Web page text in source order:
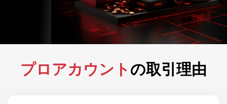
プロアカウントの取引理由